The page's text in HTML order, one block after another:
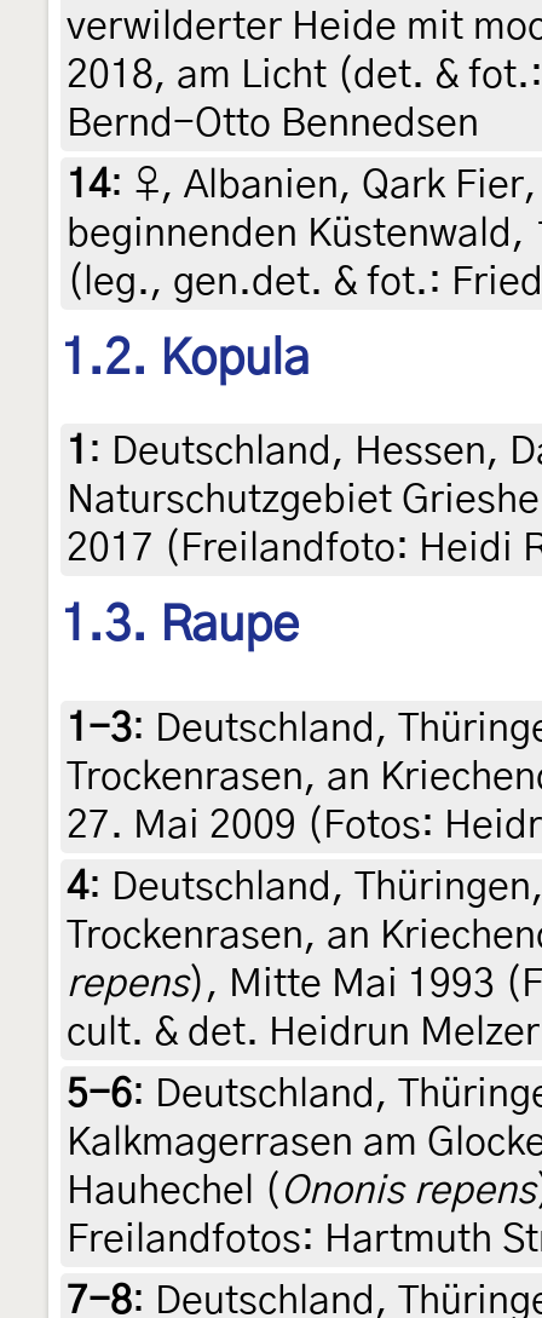
verwilderter Heide mit
2018, am Licht (det. &
Bernd-Otto Bennedsen
14: ♀, Albanien, Qark
beginnenden
(leg., gen.det. & fot.:
1.2. Kopula
1 : Deutschland, Hessen,
Naturschutzgebiet
2017 (Freilandfoto: Heidi
1.3. Raupe
1-3: Deutschland,
Trockenrasen, an
27. Mai 2009 (Fotos:
4: Deutschland,
Trockenrasen, an
repens), Mitte Mai 1993
cult. & det. Heidrun Melzer
5-6: Deutschland,
Kalkmagerrasen am
Hauhechel ( Ononis repens
Freilandfotos: Hartmuth
7-8: Deutschland,